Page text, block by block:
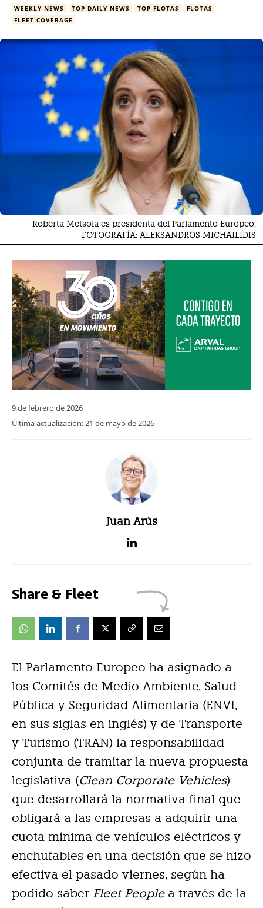
WEEKLY NEWS TOP DAILY NEWS TOP FLOTAS
FLOTAS
FLEET COVERAGE
Roberta Metsola es presidenta del Parlamento Europeo.
FOTOGRAFÍA: ALEKSANDROS MICHAILIDIS
9 de febrero de 2026
Última actualización:21 de mayo de 2026
Juan Arús
Share & Fleet
El Parlamento Europeo ha asignado a
los Comités de Medio Ambiente, Salud
Pública y Seguridad Alimentaria (ENVI,
en sus siglas en inglés) y de Transporte
y Turismo (TRAN) la responsabilidad
conjunta de tramitar la nueva propuesta
legislativa (Clean Corporate Vehicles)
que desarrollará la normativa final que
obligará a las empresas a adquirir una
cuota mínima de vehículos eléctricos y
enchufables en una decisión que se hizo
efectiva el pasado viernes, según ha
podido saber Fleet Peoplea través de la